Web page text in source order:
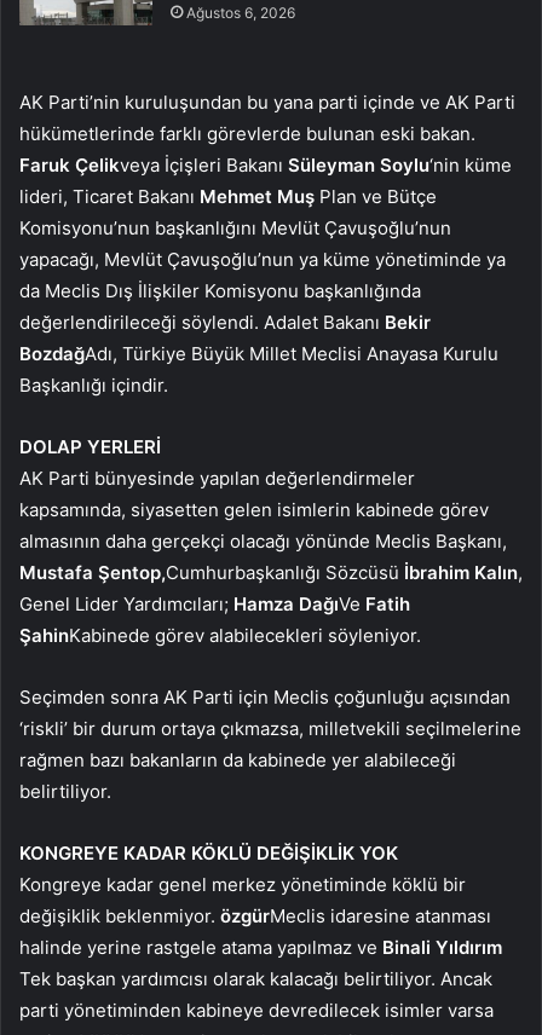
Ağustos 6, 2026
AK Parti’nin kuruluşundan bu yana parti içinde ve AK Parti
hükümetlerinde farklı görevlerde bulunan eski bakan.
Faruk Çelikveya İçişleri Bakanı Süleyman Soylu‘nin küme
lideri, Ticaret Bakanı Mehmet Muş Plan ve Bütçe
Komisyonu’nun başkanlığını Mevlüt Çavuşoğlu’nun
yapacağı, Mevlüt Çavuşoğlu’nun ya küme yönetiminde ya
da Meclis Dış İlişkiler Komisyonu başkanlığında
değerlendirileceği söylendi. Adalet Bakanı Bekir
BozdağAdı, Türkiye Büyük Millet Meclisi Anayasa Kurulu
Başkanlığı içindir.
DOLAP YERLERİ
AK Parti bünyesinde yapılan değerlendirmeler
kapsamında, siyasetten gelen isimlerin kabinede görev
almasının daha gerçekçi olacağı yönünde Meclis Başkanı,
Mustafa Şentop,Cumhurbaşkanlığı Sözcüsü İbrahim Kalın,
Genel Lider Yardımcıları; Hamza DağıVe Fatih
ŞahinKabinede görev alabilecekleri söyleniyor.
Seçimden sonra AK Parti için Meclis çoğunluğu açısından
‘riskli’ bir durum ortaya çıkmazsa, milletvekili seçilmelerine
rağmen bazı bakanların da kabinede yer alabileceği
belirtiliyor.
KONGREYE KADAR KÖKLÜ DEĞİŞİKLİK YOK
Kongreye kadar genel merkez yönetiminde köklü bir
değişiklik beklenmiyor. özgürMeclis idaresine atanması
halinde yerine rastgele atama yapılmaz ve Binali Yıldırım
Tek başkan yardımcısı olarak kalacağı belirtiliyor. Ancak
parti yönetiminden kabineye devredilecek isimler varsa